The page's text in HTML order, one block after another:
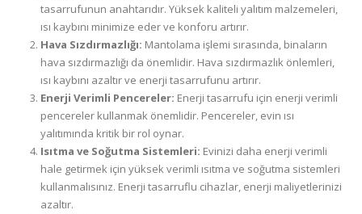
tasarrufunun anahtarıdır. Yüksek kaliteli yalıtım malzemeleri,
ısı kaybını minimize eder ve konforu artırır.
Hava Sızdırmazlığı: Mantolama işlemi sırasında, binaların
hava sızdırmazlığı da önemlidir. Hava sızdırmazlık önlemleri,
ısı kaybını azaltır ve enerji tasarrufunu artırır.
Enerji Verimli Pencereler: Enerji tasarrufu için enerji verimli
pencereler kullanmak önemlidir. Pencereler, evin ısı
yalıtımında kritik bir rol oynar.
Isıtma ve Soğutma Sistemleri: Evinizi daha enerji verimli
hale getirmek için yüksek verimli ısıtma ve soğutma sistemleri
kullanmalısınız. Enerji tasarruflu cihazlar, enerji maliyetlerinizi
azaltır.